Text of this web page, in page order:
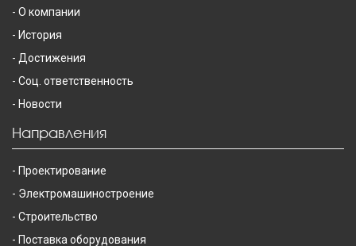
О компании
История
Достижения
Соц. ответственность
Новости
Направления
Проектирование
Электромашиностроение
Строительство
Поставка оборудования